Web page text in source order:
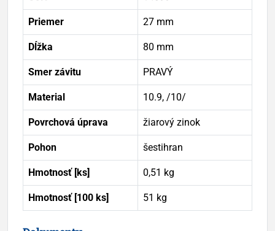
Priemer 27 mm
Dĺžka 80 mm
Smer závitu PRAVÝ
Material 10.9, /10/
Povrchová úprava žiarový zinok
Pohon šestihran
Hmotnosť [ks] 0,51 kg
Hmotnosť [100 ks] 51 kg